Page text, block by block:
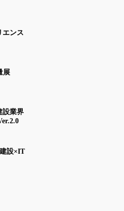
エンス
展
設業界
設×IT